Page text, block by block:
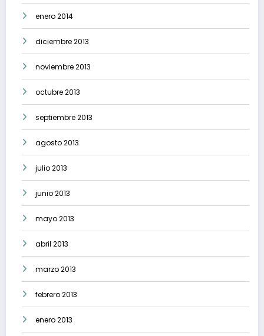
enero 2014
diciembre 2013
noviembre 2013
octubre 2013
septiembre 2013
agosto 2013
julio 2013
junio 2013
mayo 2013
abril 2013
marzo 2013
febrero 2013
enero 2013